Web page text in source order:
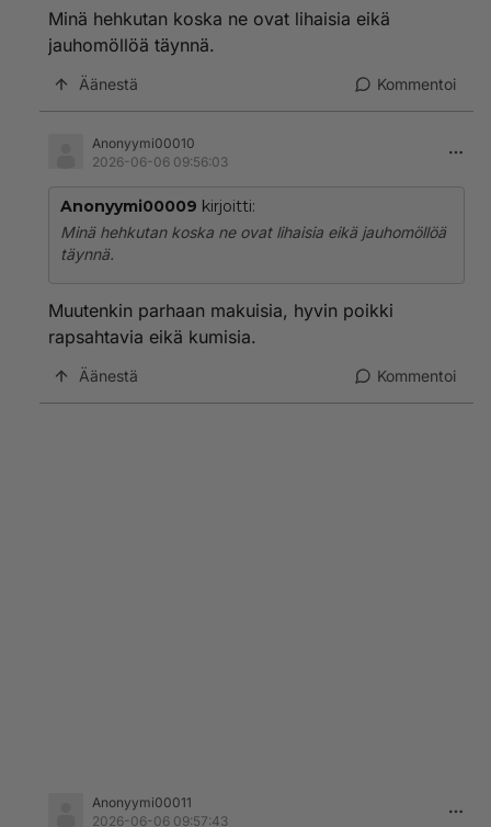
ihan jees.
Minä hehkutan koska ne ovat lihaisia eikä
jauhomöllöä täynnä.
Äänestä Kommentoi
Anonyymi00010
2026-06-06 09:56:03
Anonyymi00009 kirjoitti:
Minä hehkutan koska ne ovat lihaisia eikä jauhomöllöä
täynnä.
Muutenkin parhaan makuisia, hyvin poikki
rapsahtavia eikä kumisia.
Äänestä Kommentoi
Anonyymi00011
2026-06-06 09:57:43